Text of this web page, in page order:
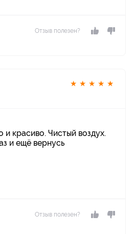
Отзыв полезен?
★ ★ ★ ★ ★
и красиво. Чистый воздух.
и ещё вернусь
Отзыв полезен?